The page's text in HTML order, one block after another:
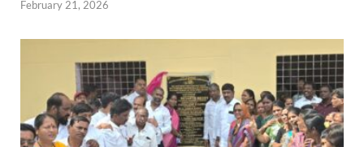
February 21, 2026